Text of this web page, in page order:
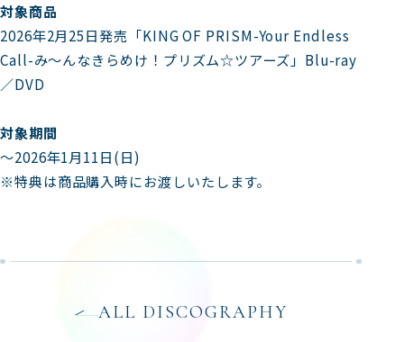
対象商品
2026年2月25日発売「KING OF PRISM-Your Endless
Call-み～んなきらめけ！プリズム☆ツアーズ」Blu-ray
／DVD
対象期間
～2026年1月11日(日)
※特典は商品購入時にお渡しいたします。
ALL DISCOGRAPHY